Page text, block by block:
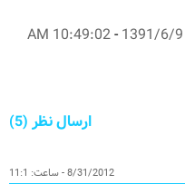
1391/6/9
-
10:49:02 AM
ارسال نظر (5)
8/31/2012 - ساعت: 11:1